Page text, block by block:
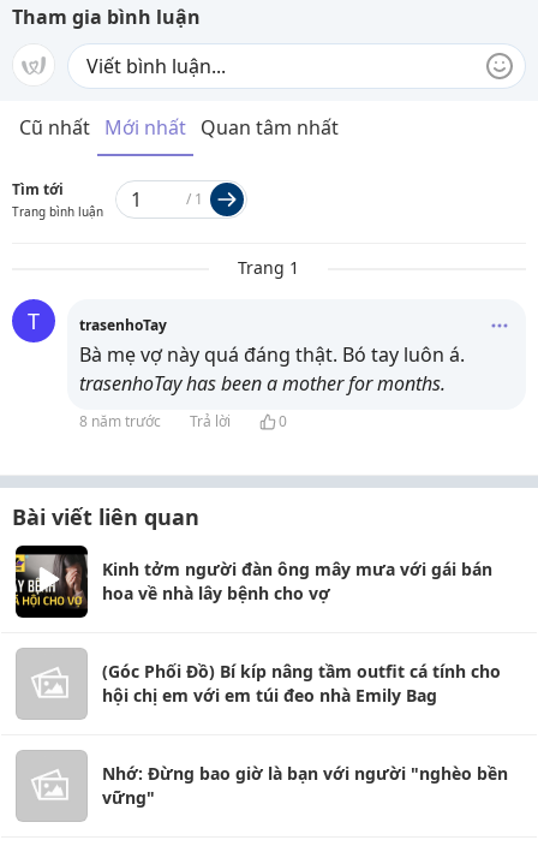
Tham gia bình luận
Cũ nhất Mới nhất Quan tâm nhất
Tìm tới
Trang bình luận
/ 1
Trang 1
T trasenhoTay
Bà mẹ vợ này quá đáng thật. Bó tay luôn á.
trasenhoTay has been a mother formonths.
8 năm trước Trả lời 0
Bài viết liên quan
Kinh tởm người đàn ông mây mưa với gái bán
hoa về nhà lây bệnh cho vợ
(Góc Phối Đồ) Bí kíp nâng tầm outfit cá tính cho
hội chị em với em túi đeo nhà Emily Bag
Nhớ: Đừng bao giờ là bạn với người "nghèo bền
vững"